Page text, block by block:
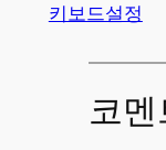
키보드설정
코멘